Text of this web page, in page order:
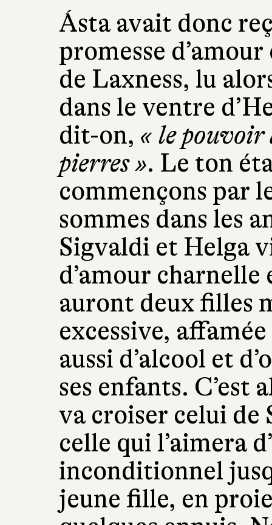
Ásta avait donc
promesse
de Laxness, lu
dans le ventre
dit-on, « le pouvoir
pierres ». Le ton
commençons par
sommes dans les
Sigvaldi et Helga
d’amour charnelle
auront deux filles
excessive,
aussi d’alcool et
ses enfants. C’est
va croiser celui de
celle qui l’aimera
inconditionnel
jeune fille, en